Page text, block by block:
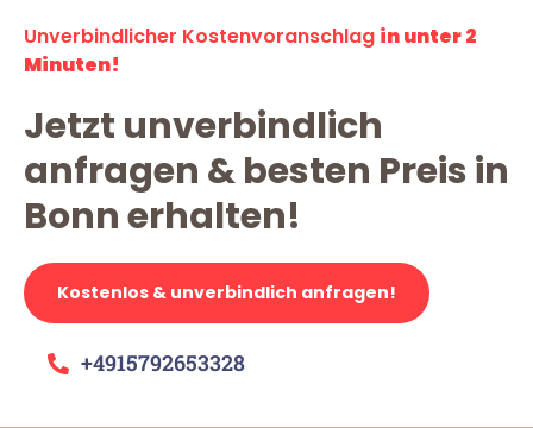
Unverbindlicher Kostenvoranschlag in unter 2
Minuten!
Jetzt unverbindlich
anfragen & besten Preis in
Bonn erhalten!
Kostenlos & unverbindlich anfragen!
+4915792653328